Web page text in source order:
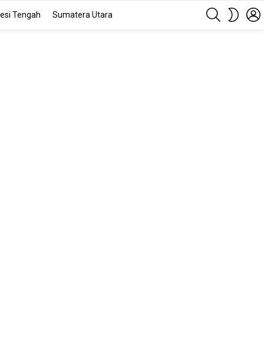
Tengah Sumatera Utara
SEARCH
SKIN